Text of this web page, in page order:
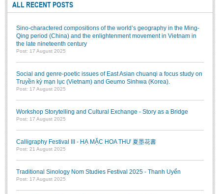
ALL RECENT POSTS
Sino-charactered compositions of the world’s geography in the Ming-
Qing period (China) and the enlightenment movement in Vietnam in
the late nineteenth century
Post: 17 August 2025
Social and genre-poetic issues of East Asian chuanqi a focus study on
Truyền kỳ mạn lục (Vietnam) and Geumo Sinhwa (Korea).
Post: 17 August 2025
Workshop Storytelling and Cultural Exchange - Story as a Bridge
Post: 17 August 2025
Calligraphy Festival III - HẠ MẶC HOA THƯ 夏墨花書
Post: 21 August 2025
Traditional Sinology Nom Studies Festival 2025 - Thanh Uyển
Post: 17 August 2025